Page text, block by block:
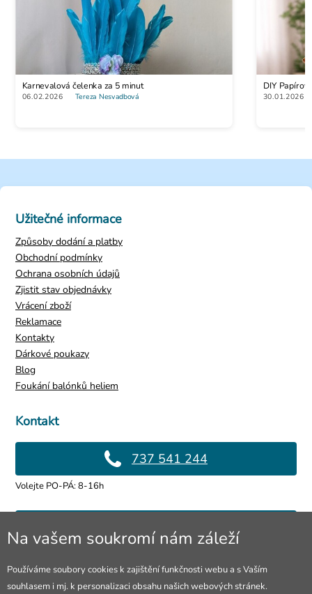
Karnevalová čelenka za 5 minut
06.02.2026 Tereza Nesvadbová
DIY
30.01.2026
Kontakt
737 541 244
Volejte PO-PÁ: 8-16h
info@4lol.cz
Užitečné informace
Způsoby dodání a platby
Obchodní podmínky
Ochrana osobních údajů
Zjistit stav objednávky
Vrácení zboží
Reklamace
Kontakty
Dárkové poukazy
Blog
Foukání balónků heliem
Na vašem soukromí nám záleží
Používáme soubory cookies k zajištění funkčnosti webu a s Vaším
souhlasem i mj. k personalizaci obsahu našich webových stránek.